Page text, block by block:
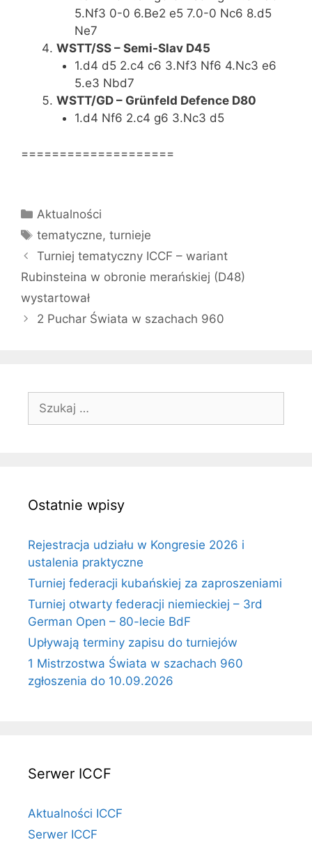
5.Nf3 0-0 6.Be2 e5 7.0-0 Nc6 8.d5
Ne7
WSTT/SS – Semi-Slav D45
1.d4 d5 2.c4 c6 3.Nf3 Nf6 4.Nc3 e6
5.e3 Nbd7
WSTT/GD – Grünfeld Defence D80
1.d4 Nf6 2.c4 g6 3.Nc3 d5
====================
Kategorie
Aktualności
Tagi
tematyczne,turnieje
Turniej tematyczny ICCF – wariant
Rubinsteina w obronie merańskiej (D48)
wystartował
2 Puchar Świata w szachach 960
Szukaj:
Ostatnie wpisy
Rejestracja udziału w Kongresie 2026 i
ustalenia praktyczne
Turniej federacji kubańskiej za zaproszeniami
Turniej otwarty federacji niemieckiej – 3rd
German Open – 80-lecie BdF
Upływają terminy zapisu do turniejów
1 Mistrzostwa Świata w szachach 960
zgłoszenia do 10.09.2026
Serwer ICCF
Aktualności ICCF
Serwer ICCF